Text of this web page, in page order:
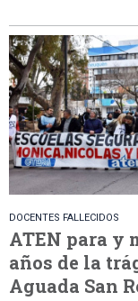
DOCENTES FALLECIDOS
ATEN para y
años de la
Aguada San